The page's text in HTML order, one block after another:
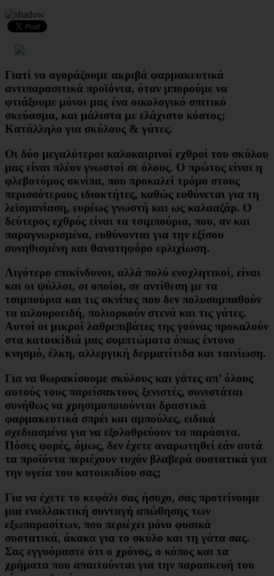
Γιατί να αγοράζουμε ακριβά φαρμακευτικά
αντιπαρασιτικά προϊόντα, όταν μπορούμε να
φτιάξουμε μόνοι μας ένα οικολογικό σπιτικό
σκεύασμα, και μάλιστα με ελάχιστο κόστος;
Κατάλληλο για σκύλους & γάτες.
Οι δύο μεγαλύτεροι καλοκαιρινοί εχθροί του σκύλου
μας είναι πλέον γνωστοί σε όλους. Ο πρώτος είναι η
φλεβοτόμος σκνίπα, που προκαλεί τρόμο στους
περισσότερους ιδιοκτήτες, καθώς ευθύνεται για τη
λεϊσμανίαση, ευρέως γνωστή και ως καλααζάρ. Ο
δεύτερος εχθρός είναι τα τσιμπούρια, που, αν και
παραγνωρισμένα, ευθύνονται για την εξίσου
συνηθισμένη και θανατηφόρο ερλιχίωση.
Λιγότερο επικίνδυνοι, αλλά πολύ ενοχλητικοί, είναι
και οι ψύλλοι, οι οποίοι, σε αντίθεση με τα
τσιμπούρια και τις σκνίπες που δεν πολυσυμπαθούν
τα αιλουροειδή, πολιορκούν στενά και τις γάτες.
Αυτοί οι μικροί λαθρεπιβάτες της γούνας προκαλούν
στα κατοικίδιά μας συμπτώματα όπως έντονο
κνησμό, έλκη, αλλεργική δερματίτιδα και ταινίωση.
Για να θωρακίσουμε σκύλους και γάτες απ’ όλους
αυτούς τους παρείσακτους ξενιστές, συνιστάται
συνήθως να χρησιμοποιούνται δραστικά
φαρμακευτικά σπρέι και αμπούλες, ειδικά
σχεδιασμένα για να εξολοθρεύουν τα παράσιτα.
Πόσες φορές, όμως, δεν έχετε αναρωτηθεί εάν αυτά
τα προϊόντα περιέχουν τυχόν βλαβερά συστατικά για
την υγεία του κατοικιδίου σας;
Για να έχετε το κεφάλι σας ήσυχο, σας προτείνουμε
μια εναλλακτική συνταγή απώθησης των
εξωπαρασίτων, που περιέχει μόνο φυσικά
συστατικά, άκακα για το σκύλο και τη γάτα σας.
Σας εγγυόμαστε ότι ο χρόνος, ο κόπος και τα
χρήματα που απαιτούνται για την παρασκευή του